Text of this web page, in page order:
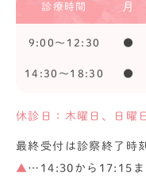
診療時間 月
9:00〜12:30 ●
14:30〜18:30 ●
休診日：木曜日、日曜
最終受付は診察終了時
▲ …14:30から17:15ま